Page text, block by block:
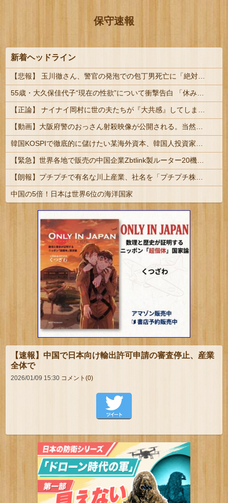
保守速報
新着ヘッドライン
中国の5倍！日本は世界6位の海洋国家
【速報】中国で日本向け輸出許可申請の審査停止、産業
全体で
2026/01/09 15:30 コメント(0)